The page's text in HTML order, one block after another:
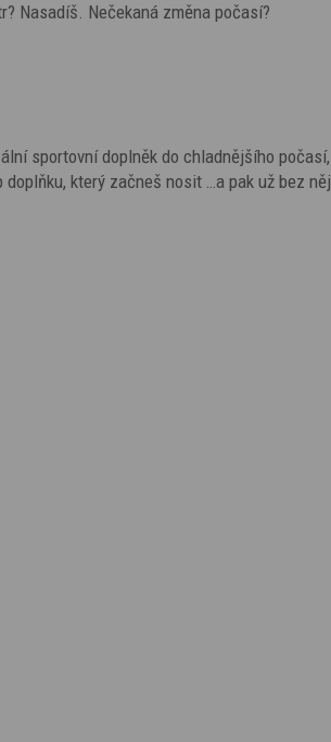
Nasadíš. Nečekaná změna počasí?
sportovní doplněk do chladnějšího počasí,
který začneš nosit …a pak už bez něj